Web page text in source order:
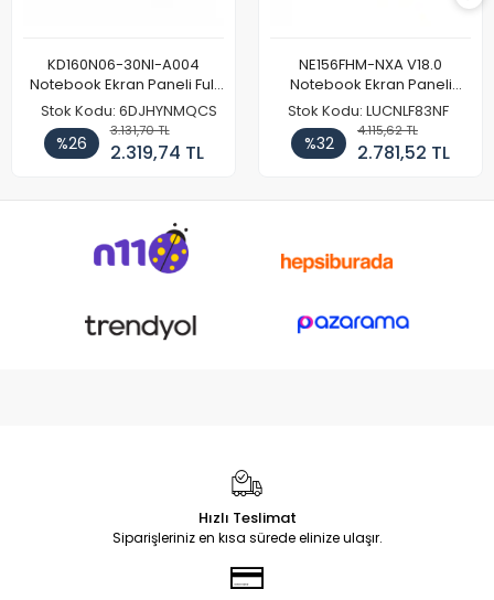
KD160N06-30NI-A004
Notebook Ekran Paneli Full
HD
Stok Kodu: 6DJHYNMQCS
%26
3.131,70 TL
2.319,74 TL
NE156FHM-NXA V18.0
Notebook Ekran Paneli
144Hz
Stok Kodu: LUCNLF83NF
%32
4.115,62 TL
2.781,52 TL
Hızlı Teslimat
Siparişleriniz en kısa sürede elinize ulaşır.